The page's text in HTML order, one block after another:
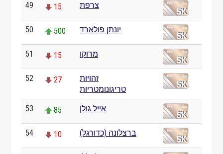
49 15 צרפת
50 500 יונתן פולארד
51 15 מרוקו
52 27
זהויות
טריגונומטריות
53 85 אייל גולן
54 10 ברצלונה (כדורגל)